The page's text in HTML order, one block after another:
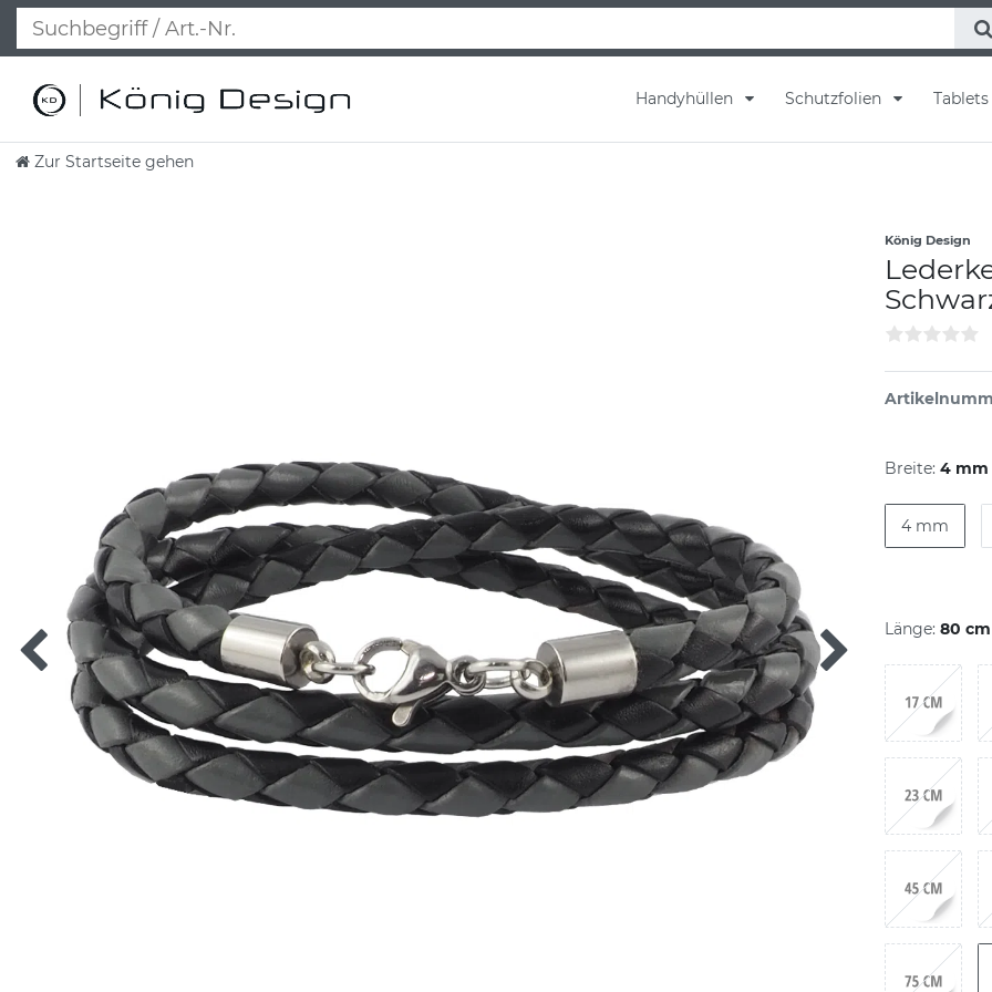
Handyhüllen Schutzfolien Tablets
Zur Startseite gehen
König Design
Breite: 4 mm
4 mm
Länge: 80 cm